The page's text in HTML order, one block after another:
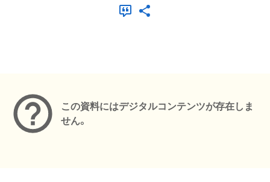
この資料にはデジタルコンテンツが存在しま
せん。